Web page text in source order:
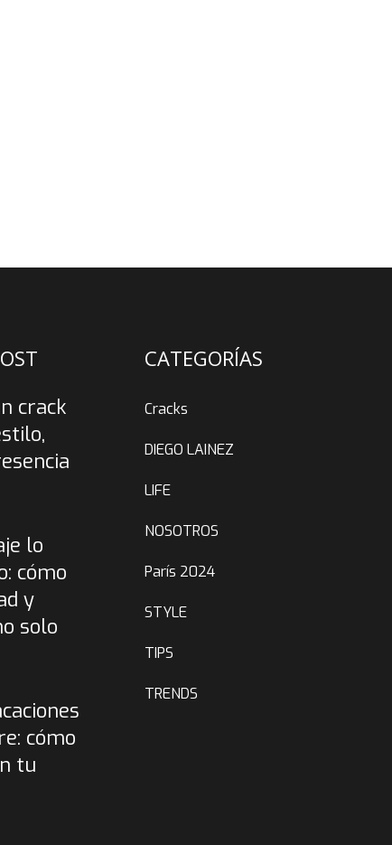
crack
lo
cómo
y
solo
cómo
tu
CATEGORÍAS
Cracks
DIEGO LAINEZ
LIFE
NOSOTROS
París 2024
STYLE
TIPS
TRENDS